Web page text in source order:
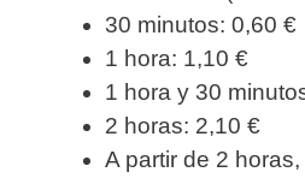
30 minutos: 0,60 €
1 hora: 1,10 €
1 hora y 30
2 horas: 2,10 €
A partir de 2